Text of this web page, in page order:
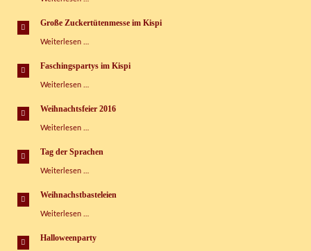
Tag
Kinderspielhaus
Große Zuckertütenmesse im Kispi
Weiterlesen …
im
Faschingspartys im Kispi
Weiterlesen …
Kispi
Weihnachtsfeier 2016
Weiterlesen …
Tag der Sprachen
Weiterlesen …
Sprachen
Weihnachstbasteleien
Weiterlesen …
Halloweenparty